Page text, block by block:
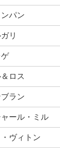
パン
リ
ロス
ラン
ャール・ミル
ヴィトン